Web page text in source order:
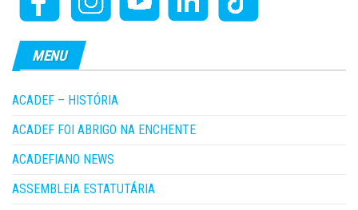
MENU
ACADEF – HISTÓRIA
ACADEF FOI ABRIGO NA ENCHENTE
ACADEFIANO NEWS
ASSEMBLEIA ESTATUTÁRIA